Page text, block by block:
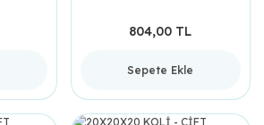
804,00 TL
Sepete Ekle